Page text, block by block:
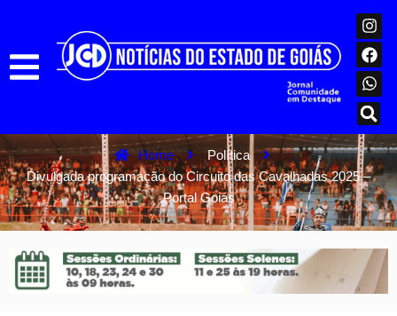
Home
Política
Divulgada programação do Circuito das Cavalhadas 2025 –
Portal Goiás